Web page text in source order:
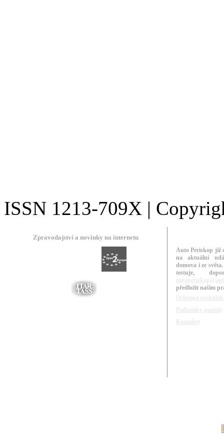
ISSN 1213-709X |
Zpravodajství a novinky na internetu
Auto Periskop již
na aktuální
domova i ze
testuje,
předložit našim